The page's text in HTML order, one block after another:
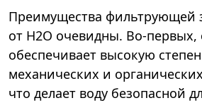
Преимущества фильтрующей
от Н2О очевидны. Во-первых,
обеспечивает высокую
механических и
что делает воду безопасной